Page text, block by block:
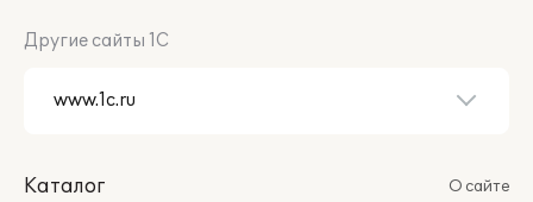
Другие сайты 1С
Каталог
О сайте